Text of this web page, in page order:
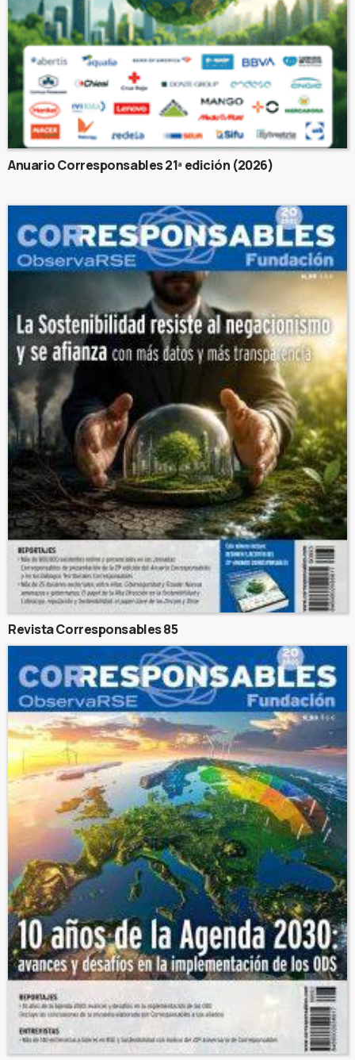
Anuario Corresponsables 21ª edición (2026)
Revista Corresponsables 85